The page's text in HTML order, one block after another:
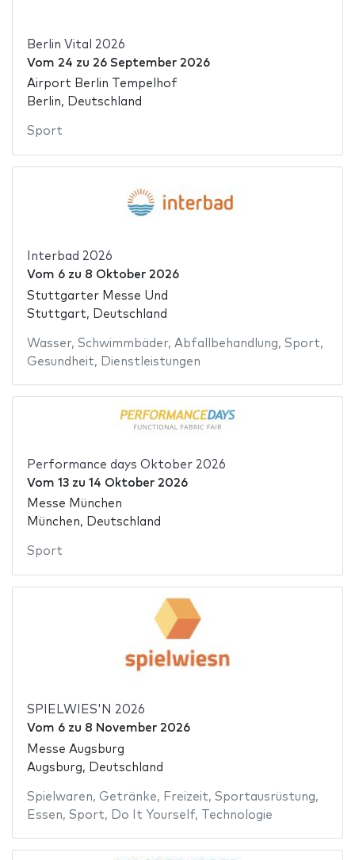
Berlin Vital 2026
Vom 24 zu 26 September 2026
Airport Berlin Tempelhof
Berlin, Deutschland
Sport
Interbad 2026
Vom 6zu 8 Oktober 2026
Stuttgarter Messe Und
Stuttgart, Deutschland
Wasser, Schwimmbäder, Abfallbehandlung, Sport,
Gesundheit, Dienstleistungen
Performance days Oktober 2026
Vom 13zu 14 Oktober 2026
Messe München
München, Deutschland
Sport
SPIELWIES'N 2026
Vom 6zu 8 November 2026
Messe Augsburg
Augsburg, Deutschland
Spielwaren, Getränke, Freizeit, Sportausrüstung,
Essen, Sport, Do It Yourself, Technologie